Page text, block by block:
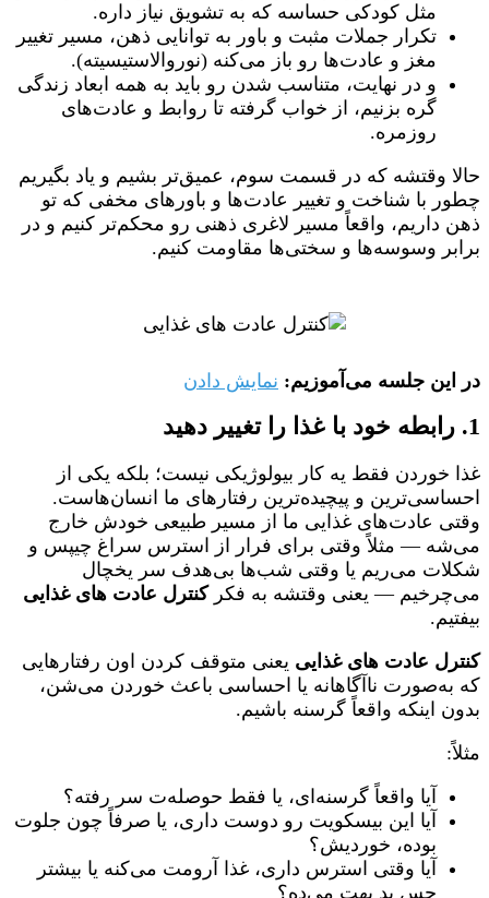
مثل کودکی حساسه که به تشویق نیاز داره.
تکرار جملات مثبت و باور به توانایی ذهن، مسیر تغییر
مغز و عادت‌ها رو باز می‌کنه (نوروالاستیسیته).
و در نهایت، متناسب شدن رو باید به همه ابعاد زندگی
گره بزنیم، از خواب گرفته تا روابط و عادت‌های
روزمره.
حالا وقتشه که در قسمت سوم، عمیق‌تر بشیم و یاد بگیریم
چطور با شناخت و تغییر عادت‌ها و باورهای مخفی که تو
ذهن داریم، واقعاً مسیر لاغری ذهنی رو محکم‌تر کنیم و در
برابر وسوسه‌ها و سختی‌ها مقاومت کنیم.
در این جلسه می‌آموزیم: نمایش دادن
1. رابطه خود با غذا را تغییر دهید
غذا خوردن فقط یه کار بیولوژیکی نیست؛ بلکه یکی از
احساسی‌ترین و پیچیده‌ترین رفتارهای ما انسان‌هاست.
وقتی عادت‌های غذایی ما از مسیر طبیعی خودش خارج
می‌شه — مثلاً وقتی برای فرار از استرس سراغ چیپس و
شکلات می‌ریم یا وقتی شب‌ها بی‌هدف سر یخچال
می‌چرخیم — یعنی وقتشه به فکرکنترل عادت های غذایی
بیفتیم.
کنترل عادت های غذایی یعنی متوقف کردن اون رفتارهایی
که به‌صورت ناآگاهانه یا احساسی باعث خوردن می‌شن،
بدون اینکه واقعاً گرسنه باشیم.
مثلاً:
آیا واقعاً گرسنه‌ای، یا فقط حوصله‌ت سر رفته؟
آیا این بیسکویت رو دوست داری، یا صرفاً چون جلوت
بوده، خوردیش؟
آیا وقتی استرس داری، غذا آرومت می‌کنه یا بیشتر
حس بد بهت می‌ده؟